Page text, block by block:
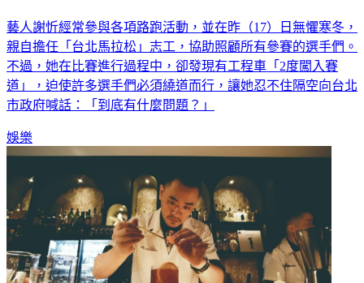
藝人謝忻經常參與各項路跑活動，並在昨（17）日無懼寒冬，
親自擔任「台北馬拉松」志工，協助照顧所有參賽的選手們。
不過，她在比賽進行過程中，卻發現有工程車「2度闖入賽
道」，迫使許多選手們必須繞道而行，讓她忍不住隔空向台北
市政府喊話：「到底有什麼問題？」
娛樂